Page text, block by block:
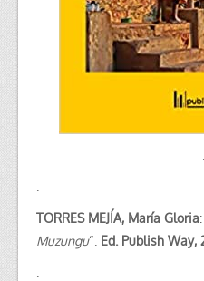
TORRES MEJÍA, María Gloria
Muzungu“. Ed. Publish Way,